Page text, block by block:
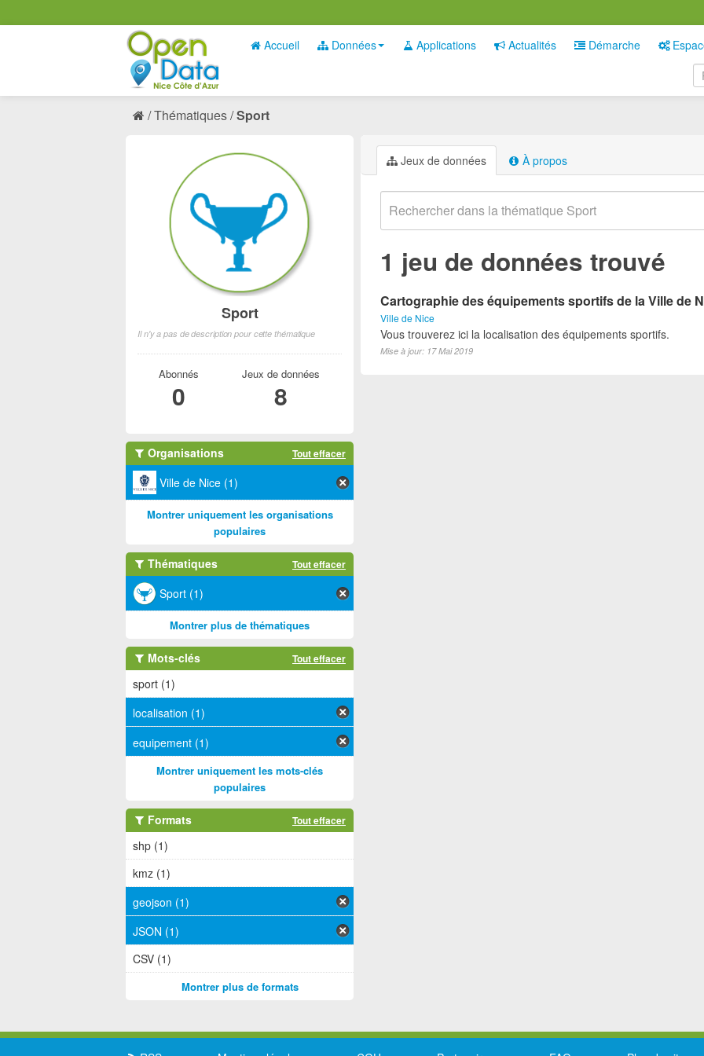
Accueil Données Applications Actualités Démarche
Thématiques Sport
Jeux de données À propos
1 jeu de données trouvé
Cartographie des équipements sportifs de la Ville de
Ville de Nice
Vous trouverez ici la localisation des équipements sportifs.
Mise à jour: 17 Mai 2019
Sport
Il n'y a pas de description pour cette thématique
Abonnés
0
Jeux de données
8
Organisations Tout effacer
Ville de Nice (1)
Montrer uniquement les organisations
populaires
Thématiques Tout effacer
Sport (1)
Montrer plus de thématiques
Mots-clés Tout effacer
sport (1)
localisation (1)
equipement (1)
Montrer uniquement les mots-clés
populaires
Formats Tout effacer
shp (1)
kmz (1)
geojson (1)
JSON (1)
CSV (1)
Montrer plus de formats